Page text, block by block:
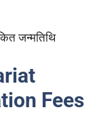
जन्मतिथि
Fees